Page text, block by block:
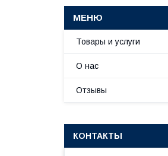
Товары и услуги
О нас
Отзывы
КОНТАКТЫ